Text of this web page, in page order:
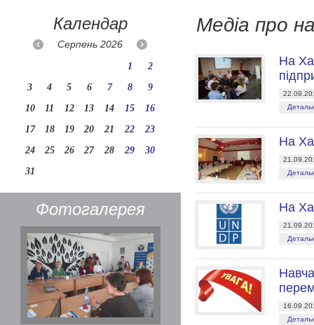
Календар
Серпень2026
1
2
3
4 5 6 7 8
9
10
11 12 13 14 15
16
17
18 19 20 21 22
23
24
25 26 27 28 29
30
31
Фотогалерея
Медіа про
На
На
На